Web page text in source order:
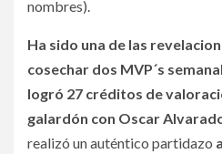
nombres).
Ha sido una de las
cosechar dos MVP´s
logró 27 créditos de
galardón con Oscar
realizó un auténtico partidazo